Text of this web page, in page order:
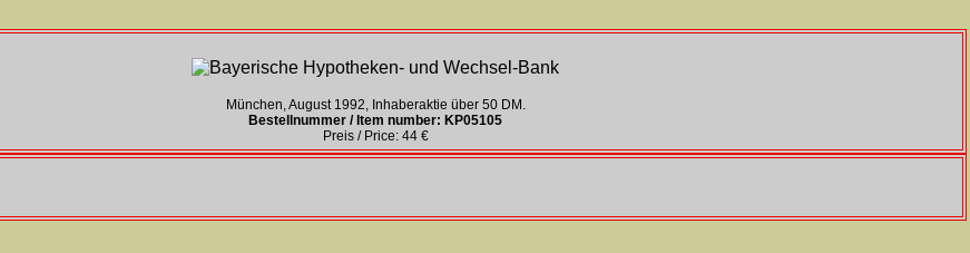
München, August 1992, Inhaberaktie über 50 DM.
Bestellnummer / Item number: KP05105
Preis / Price: 44 €